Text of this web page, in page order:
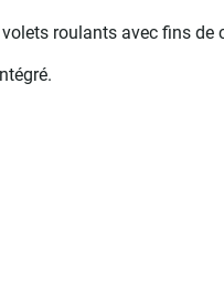
roulants avec fins de